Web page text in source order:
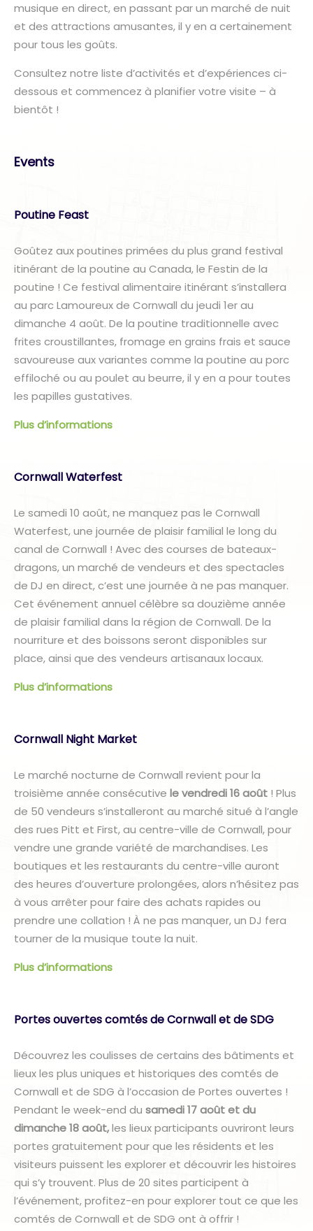
musique en direct, en passant par un marché de nuit
et des attractions amusantes, il y en a certainement
pour tous les goûts.
Consultez notre liste d’activités et d’expériences ci-
dessous et commencez à planifier votre visite – à
bientôt !
Events
Poutine Feast
Goûtez aux poutines primées du plus grand festival
itinérant de la poutine au Canada, le Festin de la
poutine ! Ce festival alimentaire itinérant s’installera
au parc Lamoureux de Cornwall du jeudi 1er au
dimanche 4 août. De la poutine traditionnelle avec
frites croustillantes, fromage en grains frais et sauce
savoureuse aux variantes comme la poutine au porc
effiloché ou au poulet au beurre, il y en a pour toutes
les papilles gustatives.
Plus d’informations
Cornwall Waterfest
Le samedi 10 août, ne manquez pas le Cornwall
Waterfest, une journée de plaisir familial le long du
canal de Cornwall ! Avec des courses de bateaux-
dragons, un marché de vendeurs et des spectacles
de DJ en direct, c’est une journée à ne pas manquer.
Cet événement annuel célèbre sa douzième année
de plaisir familial dans la région de Cornwall. De la
nourriture et des boissons seront disponibles sur
place, ainsi que des vendeurs artisanaux locaux.
Plus d’informations
Cornwall Night Market
Le marché nocturne de Cornwall revient pour la
troisième année consécutive le vendredi 16 août ! Plus
de 50 vendeurs s’installeront au marché situé à l’angle
des rues Pitt et First, au centre-ville de Cornwall, pour
vendre une grande variété de marchandises. Les
boutiques et les restaurants du centre-ville auront
des heures d’ouverture prolongées, alors n’hésitez pas
à vous arrêter pour faire des achats rapides ou
prendre une collation ! À ne pas manquer, un DJ fera
tourner de la musique toute la nuit.
Plus d’informations
Portes ouvertes comtés de Cornwall et de SDG
Découvrez les coulisses de certains des bâtiments et
lieux les plus uniques et historiques des comtés de
Cornwall et de SDG à l’occasion de Portes ouvertes !
Pendant le week-end du samedi 17 août et du
dimanche 18 août,les lieux participants ouvriront leurs
portes gratuitement pour que les résidents et les
visiteurs puissent les explorer et découvrir les histoires
qui s’y trouvent. Plus de 20 sites participent à
l’événement, profitez-en pour explorer tout ce que les
comtés de Cornwall et de SDG ont à offrir !